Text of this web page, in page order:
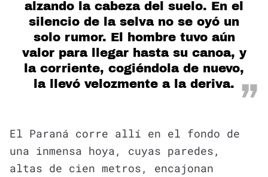
alzando la cabeza del suelo. En el
silencio de la selva no se oyó un
solo rumor. El hombre tuvo aún
valor para llegar hasta su canoa, y
la corriente, cogiéndola de nuevo,
la llevó velozmente a la deriva.
El Paraná corre allí en el fondo de
una inmensa hoya, cuyas paredes,
altas de cien metros, encajonan